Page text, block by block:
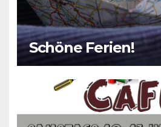
Schöne Ferien!